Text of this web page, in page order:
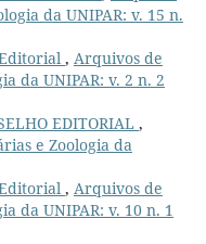
da UNIPAR: v. 15 n.
, Arquivos de
da UNIPAR: v. 2 n. 2
EDITORIAL ,
e Zoologia da
, Arquivos de
da UNIPAR: v. 10 n. 1